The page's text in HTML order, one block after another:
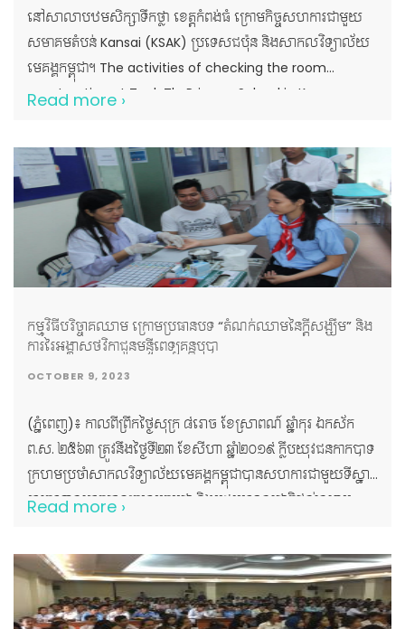
ចំនួនទៀត ។ ៤.ដំណើរទស្សនៈកិច្ចសិក្សាស្វែងយល់ពីសក្តានុពល
ទេសចរណ៍ក្នុងខេត្តកំពង់ចាមចំនួន ២កន្លែង រមណីយដ្ឋានធម្មជាតិភ្នំ
ប្រុសភ្នំស្រី និងរមណីយដ្ឋានប្រវត្តិសាស្ត្រប្រាសាទនគរបាជ័យ។ កម្មវិធី
នេះ […]
នៅសាលាបឋមសិក្សាទឹកថ្លា ខេត្តកំពង់ធំ ក្រោមកិច្ចសហការជាមួយ
សមាគមតំបន់ Kansai (KSAK) ប្រទេសជប៉ុន និងសាកលវិទ្យាល័យ
មេគង្គកម្ពុជា។ The activities of checking the room
construction at Teuk Tla Primary School in Kampong
Kansai Area (KSAK), Japan and Cambodian Mekong
University.
Read more ›
កម្មវិធីបរិច្ចាគឈាម ក្រោមប្រធានបទ “តំណក់ឈាមនៃក្តីសង្ឃឹម” និង
ការរៃអង្គាសថវិកាជូនមន្ទីពេទ្យគន្ធបុប្ផា
OCTOBER 9, 2023
(ភ្នំពេញ)៖ កាលពីព្រឹកថ្ងៃសុក្រ ៨រោច ខែស្រាពណ៍ ឆ្នាំកុរ ឯកស័ក
ព.ស. ២៥៦៣ ត្រូវនឹងថ្ងៃទី២៣ ខែសីហា ឆ្នាំ២០១៩ ក្លឹបយុវជនកាកបាទ
ក្រហមប្រចាំសាកលវិទ្យាល័យមេគង្គកម្ពុជាបានសហការជាមួយទីស្នាក់
ការកណ្តាលកាកបាទក្រហមកម្ពុជា និងមជ្ឈមណ្ឌលជាតិផ្តល់ឈាម
សង្ឃឹម” និងកម្មវិធីរៃអង្គាសថវិកាជូនមន្ទីពេទ្យគន្ធបុប្ផា។ សាកល
វិទ្យាល័យមេគង្គកម្ពុជា និងក្លឹបយុវជនកាកបាទក្រហមកម្ពុជាប្រចាំ
សាកលវិទ្យាល័យមេគង្គកម្ពុជា សូមគោរពថ្លែងអំណរយ៉ាងជ្រាលជ្រៅ
Read more ›